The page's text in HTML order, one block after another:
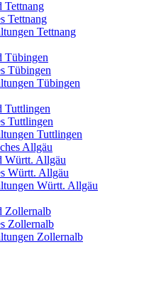
Tettnang
Tettnang
Tettnang
Tübingen
Tübingen
Tübingen
Tuttlingen
Tuttlingen
Tuttlingen
Allgäu
Württ. Allgäu
Württ. Allgäu
Württ. Allgäu
Zollernalb
Zollernalb
Zollernalb